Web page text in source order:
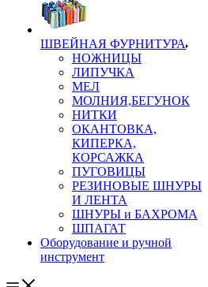
ШВЕЙНАЯ ФУРНИТУРА
НОЖНИЦЫ
ЛИПУЧКА
МЕЛ
МОЛНИЯ,БЕГУНОК
НИТКИ
ОКАНТОВКА,
КИПЕРКА,
КОРСАЖКА
ПУГОВИЦЫ
РЕЗИНОВЫЕ ШНУРЫ
И ЛЕНТА
ШНУРЫ и БАХРОМА
ШПАГАТ
Оборудование и ручной
инструмент